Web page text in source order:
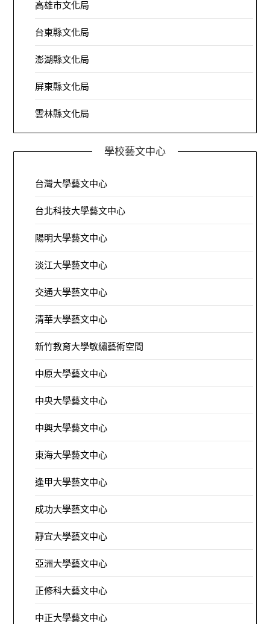
高雄市文化局
台東縣文化局
澎湖縣文化局
屏東縣文化局
雲林縣文化局
學校藝文中心
台灣大學藝文中心
台北科技大學藝文中心
陽明大學藝文中心
淡江大學藝文中心
交通大學藝文中心
清華大學藝文中心
新竹教育大學敏繡藝術空間
中原大學藝文中心
中央大學藝文中心
中興大學藝文中心
東海大學藝文中心
逢甲大學藝文中心
成功大學藝文中心
靜宜大學藝文中心
亞洲大學藝文中心
正修科大藝文中心
中正大學藝文中心